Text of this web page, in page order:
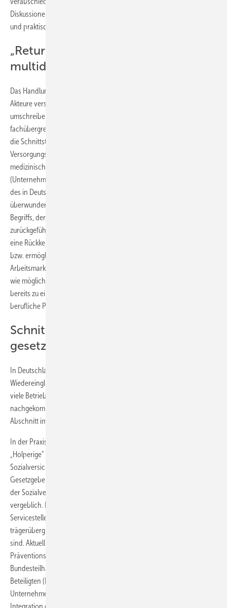
Diskussionen über gute arbeitsmedizinische Praxis, Erfolgsfaktoren
und praktische Instrumente der Umsetzung.
„Return to Work“ als
multidimensionaler Prozess
Das Handlungsfeld lässt sich aus internationaler Perspektive für alle
Akteure verständlich am besten mit „Return to Work (RTW)“
umschreiben. Es handelt sich dabei um einen arbeitsweltbezogenen,
fachübergreifenden und mehrdimensionaler Ansatz, mit dem sowohl
die Schnittstellen zwischen den Sektoren des Gesundheits- und
Versorgungssystems (Haus- und Facharzt, Klinik,
medizinische/berufliche Rehabilitation) und der Arbeitswelt
(Unternehmen/Betriebsarzt) als auch zwischen den Zuständigkeiten
des in Deutschland gegliederten Systems der sozialen Sicherung
überwunden werden kann. Obgleich eine verbindliche Definition des
Begriffs, der üblicherweise auf einen kanadischen Ursprung
zurückgeführt wird, bislang fehlt, werden darunter alle Prozesse, die
eine Rückkehr in die Arbeitswelt nach Krankheit oder Unfall fördern
bzw. ermöglichen, sowie das Ergebnis der Reintegration in den ersten
Arbeitsmarkt verstanden. Ziel ist es, Erkrankte oder Verunfallte so früh
wie möglich an ihren Arbeitsplatz zurückzubringen oder in Fällen, die
bereits zu einem Arbeitsplatzverlust geführt haben, eine neue
berufliche Perspektive („2. Chance“) zu ermöglichen.
Schnittstellen überwinden: neue
gesetzliche Regelungen
In Deutschland sind seit der Aufnahme des Betrieblichen des
Wiedereingliederungsmanagements in § 84 (2) SGB IX am 23.04.2004
viele Betriebe der Verpflichtung zur Einführung eines BEM
nachgekommen. In der geplanten Neufassung des SGB IX wird der
Abschnitt im § 167 beibehalten.
In der Praxis bestehen oft viele Schwierigkeiten der Umsetzung.
„Holperige“ Abläufe in einem traditionell gegliederten
Sozialversicherungssystem sind noch immer die Regel. Versuche des
Gesetzgebers, Schnittstellen zwischen den verschiedenen Trägern
der Sozialversicherung zu überwinden, blieben bisher jedoch
vergeblich. Hier seien beispielsweise die „Gemeinsamen
Servicestellen für Rehabilitation“ genannt, die ihrem Auftrag,
trägerübergreifend zu beraten, nur ausnahmsweise nachgekommen
sind. Aktuell fordern neue gesetzliche Regelungen – wie das
Präventionsgesetz (2015), die Änderungen des SGB VI (2017) und das
Bundesteilhabegesetz (2018) – eine bessere Abstimmung aller
Beteiligten (Betroffene, Leistungsträger, Leistungserbringer,
Unternehmen) sowie eine konsequente Orientierung auf die